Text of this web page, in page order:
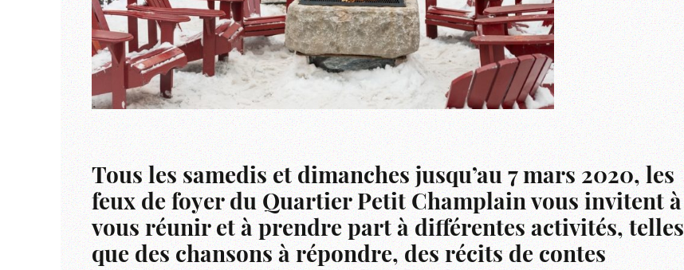
Tous les samedis et dimanches jusqu’au 7 mars 2020, les
feux de foyer du Quartier Petit Champlain vous invitent à
vous réunir et à prendre part à différentes activités, telles
que des chansons à répondre, des récits de contes